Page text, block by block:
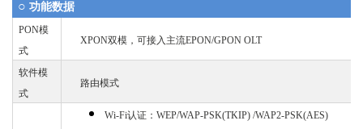
○ 功能数据
PON模
式
XPON双模，可接入主流EPON/GPON OLT
软件模
式
路由模式
Wi-Fi认证： WEP/WAP-PSK(TKIP) /WAP2-PSK(AES)